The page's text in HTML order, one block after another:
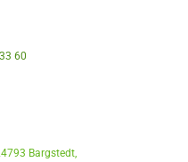
60
Bargstedt,